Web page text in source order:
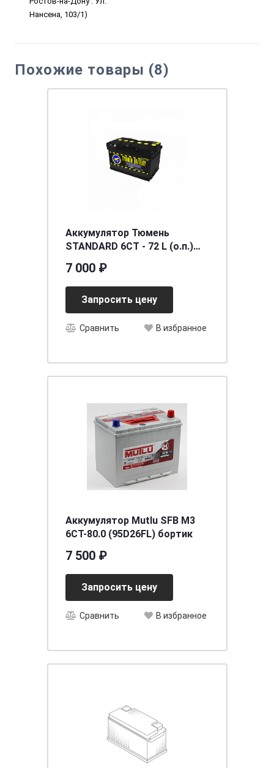
Нансена, 103/1)
Похожие товары (8)
Аккумулятор Тюмень
STANDARD 6СТ - 72 L (о.п.)
[д278ш175в175/640] [LB3]
7 000 ₽
Запросить цену
Сравнить В избранное
Аккумулятор Mutlu SFB M3
6СТ-80.0 (95D26FL) бортик
7 500 ₽
Запросить цену
Сравнить В избранное